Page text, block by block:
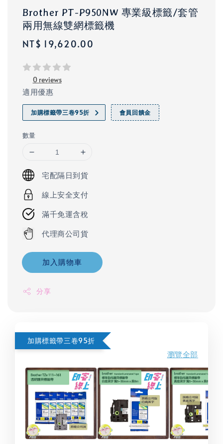
Brother PT-P950NW 專業級標籤/套管
兩用無線雙網標籤機
Regular
NT$ 19,620.00
0 reviews
適用優惠
加購標籤帶三卷95折 會員回饋金
數量
宅配隔日到貨
線上安全支付
滿千免運含稅
代理商公司貨
加入購物車
分享
加購標籤帶三卷95折
瀏覽全部